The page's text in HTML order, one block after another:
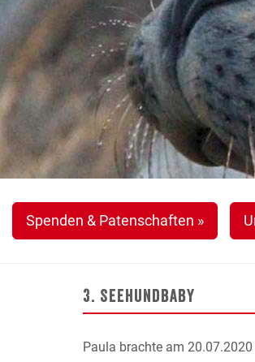
Spenden & Patenschaften »
3. Seehundbaby
Paula brachte am